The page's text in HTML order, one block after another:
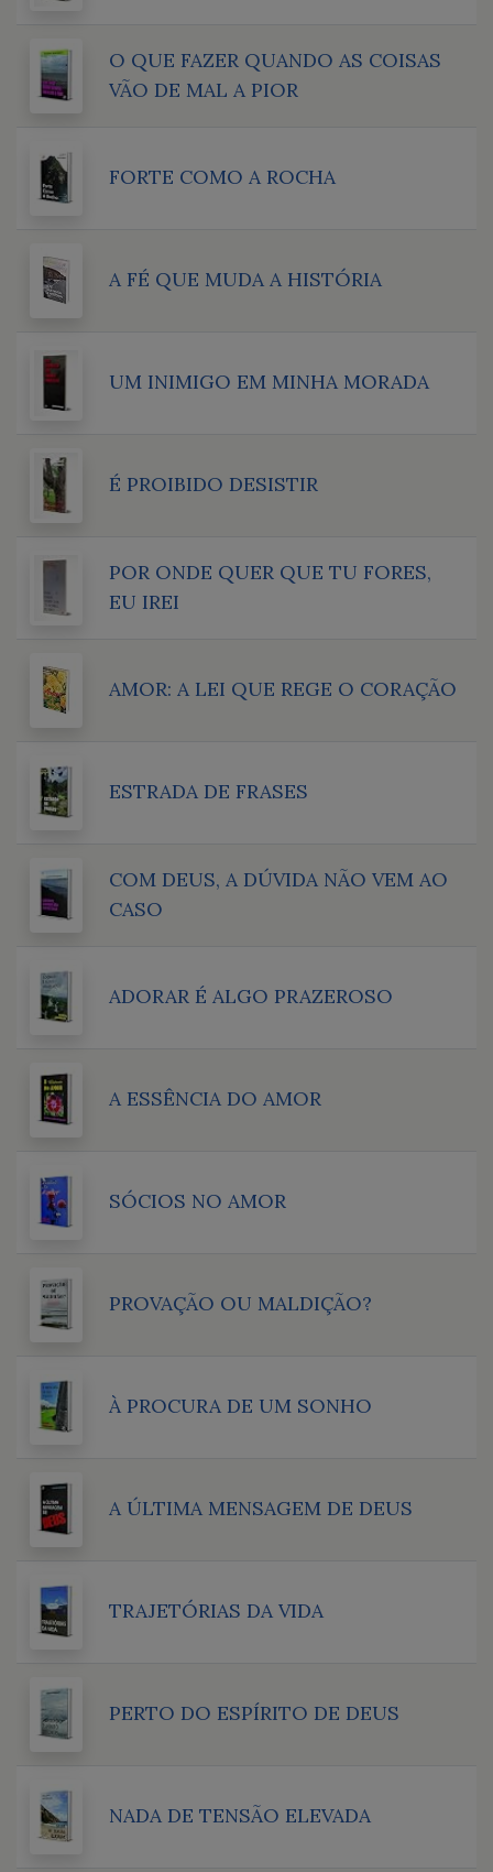
O QUE FAZER QUANDO AS COISAS
VÃO DE MAL A PIOR
FORTE COMO A ROCHA
A FÉ QUE MUDA A HISTÓRIA
UM INIMIGO EM MINHA MORADA
É PROIBIDO DESISTIR
POR ONDE QUER QUE TU FORES,
EU IREI
AMOR: A LEI QUE REGE O CORAÇÃO
ESTRADA DE FRASES
COM DEUS, A DÚVIDA NÃO VEM AO
CASO
ADORAR É ALGO PRAZEROSO
A ESSÊNCIA DO AMOR
SÓCIOS NO AMOR
PROVAÇÃO OU MALDIÇÃO?
À PROCURA DE UM SONHO
A ÚLTIMA MENSAGEM DE DEUS
TRAJETÓRIAS DA VIDA
PERTO DO ESPÍRITO DE DEUS
NADA DE TENSÃO ELEVADA